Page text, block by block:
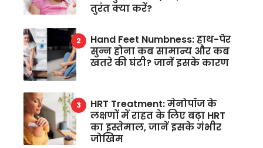
तुरंत क्या करें?
Hand Feet Numbness: हाथ-पैर
सुन्न होना कब सामान्य और कब
खतरे की घंटी? जानें इसके कारण
HRT Treatment: मेनोपॉज के
लक्षणों में राहत के लिए बढ़ा HRT
का इस्तेमाल, जानें इसके गंभीर
जोखिम